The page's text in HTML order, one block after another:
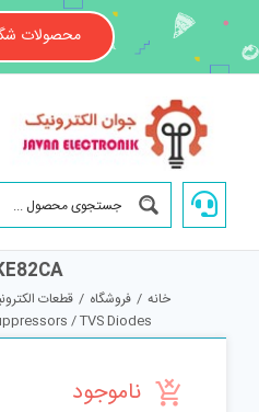
content
محصولات
خانه / فروشگاه / قطعات
/ TVS Diodes
ناموجود